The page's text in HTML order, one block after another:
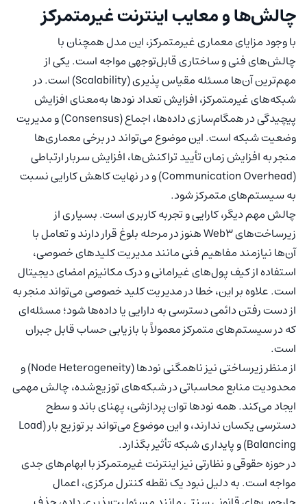
چالش‌ها و معایب اینترنت غیرمتمرکز
با وجود مزایای معماری غیرمتمرکز، این مدل همچنان با
چالش‌های فنی و ساختاری قابل‌توجهی مواجه است. یکی از
مهم‌ترین آن‌ها مسئله مقیاس پذیری (Scalability) است. در
شبکه‌های غیرمتمرکز، افزایش تعداد نودها به‌معنای افزایش
پیچیدگی در همگام‌سازی داده‌ها، اجماع (Consensus) و مدیریت
وضعیت شبکه است. این موضوع می‌تواند در برخی معماری‌ها
منجر به افزایش زمان تأیید تراکنش‌ها، افزایش سربار ارتباطی
(Communication Overhead) و در نهایت کاهش کارایی نسبت
به سیستم‌های متمرکز شود.
چالش مهم دیگر، کارایی و تجربه کاربری است. بسیاری از
زیرساخت‌های Web3 هنوز در مرحله بلوغ قرار دارند و تعامل با
آن‌ها نیازمند مفاهیم فنی مانند مدیریت کلیدهای خصوصی،
استفاده از کیف پول‌های غیرامانی و درک مکانیزم امضای دیجیتال
است. علاوه بر این، خطا در مدیریت کلید خصوصی می‌تواند منجر به
از دست رفتن دائمی دسترسی به دارایی یا داده‌ها شود؛ مسئله‌ای
که در سیستم‌های متمرکز معمولاً با بازیابی حساب قابل جبران
است.
از منظر زیرساختی نیز ناهمگنی نودها (Node Heterogeneity) و
محدودیت منابع محاسباتی در شبکه‌های توزیع‌شده، چالش مهمی
ایجاد می‌کند. همه نودها توان پردازشی، پهنای باند و سطح
دسترسی یکسان ندارند، و این موضوع می‌تواند بر توزیع بار (Load
Balancing) و پایداری شبکه تأثیر بگذارد.
در حوزه حقوقی و نظارتی نیز اینترنت غیرمتمرکز با ابهام‌های جدی
مواجه است. به دلیل نبود یک نقطه کنترل مرکزی، اعمال